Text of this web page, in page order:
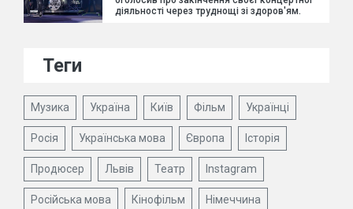
діяльності через труднощі зі здоров'ям.
Теги
Музика Україна Київ Фільм Українці
Росія Українська мова Європа Історія
Продюсер Львів Театр Instagram
Російська мова Кінофільм Німеччина